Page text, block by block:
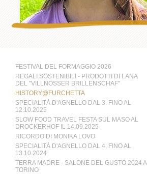
FESTIVAL DEL FORMAGGIO 2026
REGALI SOSTENIBILI - PRODOTTI DI LANA
DEL "VILLNÖSSER BRILLENSCHAF"
HISTORY@FURCHETTA
SPECIALITÀ D'AGNELLO DAL 3. FINO AL
12.10.2025
SLOW FOOD TRAVEL FESTA SUL MASO AL
DROCKERHOF IL 14.09.2025
RICORDO DI MONIKA LOVO
SPECIALITÀ D'AGNELLO DAL 4. FINO AL
13.10.2024
TERRA MADRE - SALONE DEL GUSTO 2024 A
TORINO